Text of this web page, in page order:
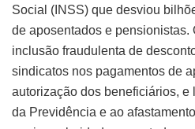
Social (INSS) que desviou
de aposentados e pensionistas.
inclusão fraudulenta de
sindicatos nos pagamentos de
autorização dos beneficiários, e
da Previdência e ao